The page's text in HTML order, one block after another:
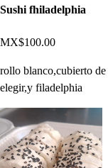
Sushi fhiladelphia
MX$100.00
rollo blanco,cubierto
elegir,y filadelphia